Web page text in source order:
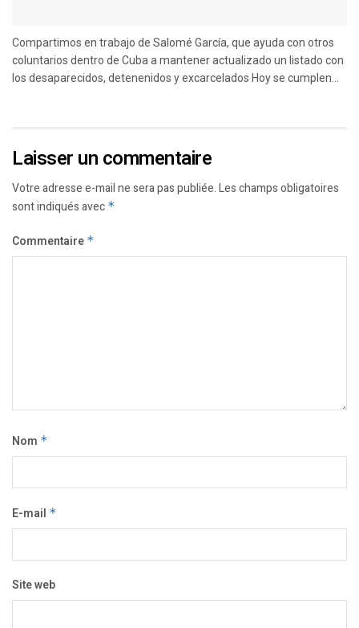
Compartimos en trabajo de Salomé García, que ayuda con otros
coluntarios dentro de Cuba a mantener actualizado un listado con
los desaparecidos, detenenidos y excarcelados Hoy se cumplen...
Laisser un commentaire
Votre adresse e-mail ne sera pas publiée.Les champs obligatoires
sont indiqués avec *
Commentaire *
Nom *
E-mail *
Site web